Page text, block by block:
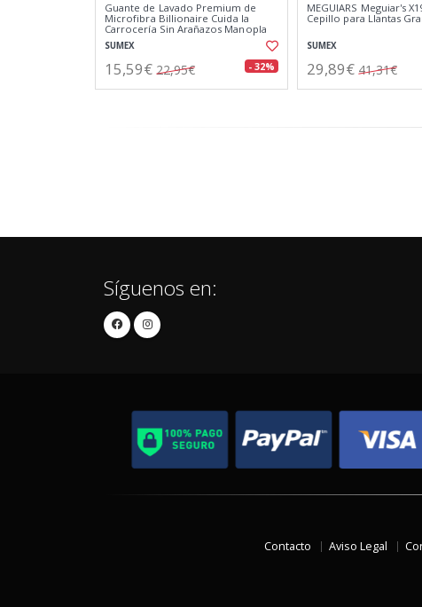
Guante de Lavado Premium de
Microfibra Billionaire Cuida la
Carrocería Sin Arañazos Manopla
de Secado y Lavado 26x18 cm
SUMEX
15,59€ 22,95€ - 32%
MEGUIARS Meguiar's
Cepillo para Llantas
SUMEX
29,89€ 41,31€
Síguenos en:
Contacto Aviso Legal